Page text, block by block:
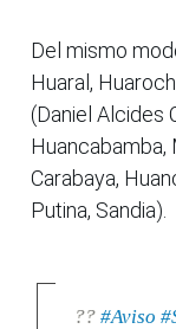
Del mismo
Huaral,
(Daniel Alcides
Carabaya,
Putina, Sandia).
?? #Aviso